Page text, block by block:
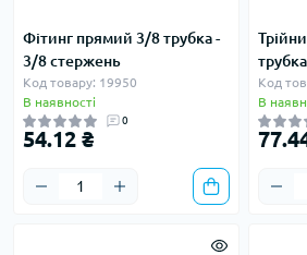
Фітинг прямий 3/8 трубка -
3/8 стержень
Код товару: 19950
В наявності
0
54.12 ₴
Код
В